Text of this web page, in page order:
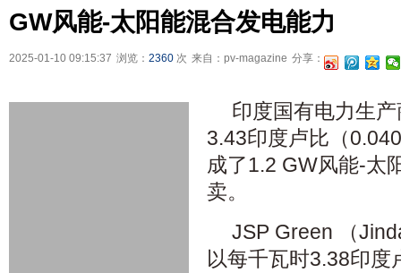
GW风能-太阳能混合发电能力
2025-01-10 09:15:37 浏览： 2360 次 来自：pv-magazine 分享：
印度国有电力生
3.43印度卢比（
成了1.2 GW风能-太
卖。
JSP Green （
以每千瓦时3.38印